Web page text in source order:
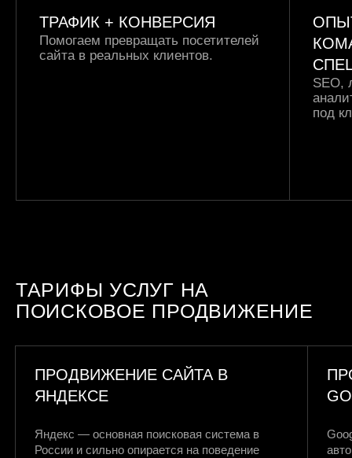
ТРАФИК + КОНВЕРСИЯ
Помогаем превращать посетителей
сайта в реальных клиентов.
SEO,
под
ТАРИФЫ УСЛУГ НА
ПОИСКОВОЕ ПРОДВИЖЕНИЕ
ПРОДВИЖЕНИЕ САЙТА В
ЯНДЕКСЕ
Яндекс — основная поисковая система в
России и сильно опирается на поведение